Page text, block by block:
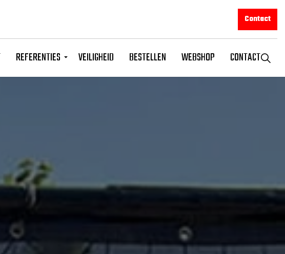
REFERENTIES VEILIGHEID BESTELLEN WEBSHOP CONTACT
Contact